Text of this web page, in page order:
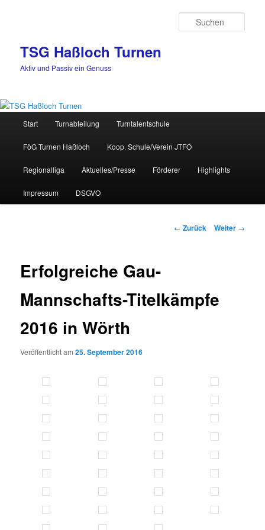
TSG Haßloch Turnen
Aktiv und Passiv ein Genuss
Start Turnabteilung Turntalentschule
FöG Turnen Haßloch Koop. Schule/Verein JTFO
Regionalliga Aktuelles/Presse Förderer Highlights
Impressum DSGVO
Beitrags-
← Zurück Weiter →
Erfolgreiche Gau-
Mannschafts-Titelkämpfe
2016 in Wörth
Veröffentlicht am25. September 2016